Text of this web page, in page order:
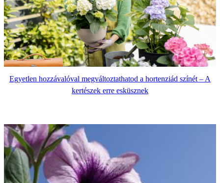
Egyetlen hozzávalóval megváltoztathatod a hortenziád színét – A
kertészek erre esküsznek